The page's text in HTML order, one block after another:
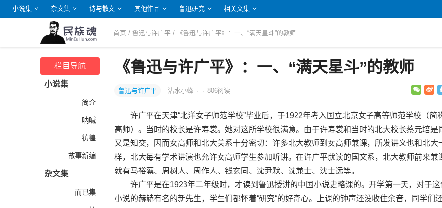
小说集 杂文集 诗与散文 其他作品 鲁迅研究 相关文集
首页 /鲁迅与许广平 / 《鲁迅与许广平》：一、“满天星斗”的教师
栏目导航
小说集
简介
呐喊
彷徨
故事新编
杂文集
而已集
《鲁迅与许广平》：一、“满天星斗”的教师
鲁迅与许广平 沾水小蜂 · · 806阅读
许广平在天津“北洋女子师范学校”毕业后，于1922年考入国立北京女子高等师范学校（简
高师）。当时的校长是许寿裳。她对这所学校很满意。由于许寿裳和当时的北大校长蔡元培是
又是知交，因而女高师和北大关系十分密切：许多北大教师到女高师兼课，所发讲义也和北大
样，北大每有学术讲演也允许女高师学生参加听讲。在许广平就读的国文系，北大教师前来兼
就有马裕藻、周树人、周作人、钱玄同、沈尹默、沈兼士、沈士远等。
许广平是在1923年二年级时，才读到鲁迅授讲的中国小说史略课的。开学第一天，对于这
小说的赫赫有名的新先生，学生们都怀着“研究“的好奇心。上课的钟声还没收住余音，同学们